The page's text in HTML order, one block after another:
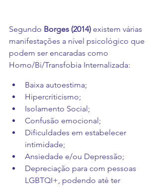
Segundo Borges (2014) existem várias
manifestações a nível psicológico que
podem ser encaradas como
Homo/Bi/Transfobia Internalizada:
Baixa autoestima;
Hipercriticismo;
Isolamento Social;
Confusão emocional;
Dificuldades em estabelecer
intimidade;
Ansiedade e/ou Depressão;
Depreciação para com pessoas
LGBTQI+, podendo até ter